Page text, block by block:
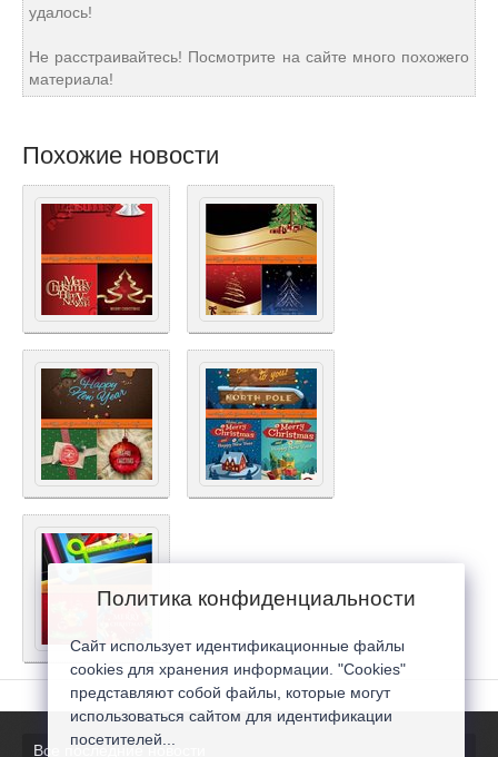
удалось!
Не расстраивайтесь! Посмотрите на сайте много похожего
материала!
Похожие новости
Все последние новости
Политика конфиденциальности
Сайт использует идентификационные файлы
cookies для хранения информации. "Cookies"
представляют собой файлы, которые могут
использоваться сайтом для идентификации
посетителей...